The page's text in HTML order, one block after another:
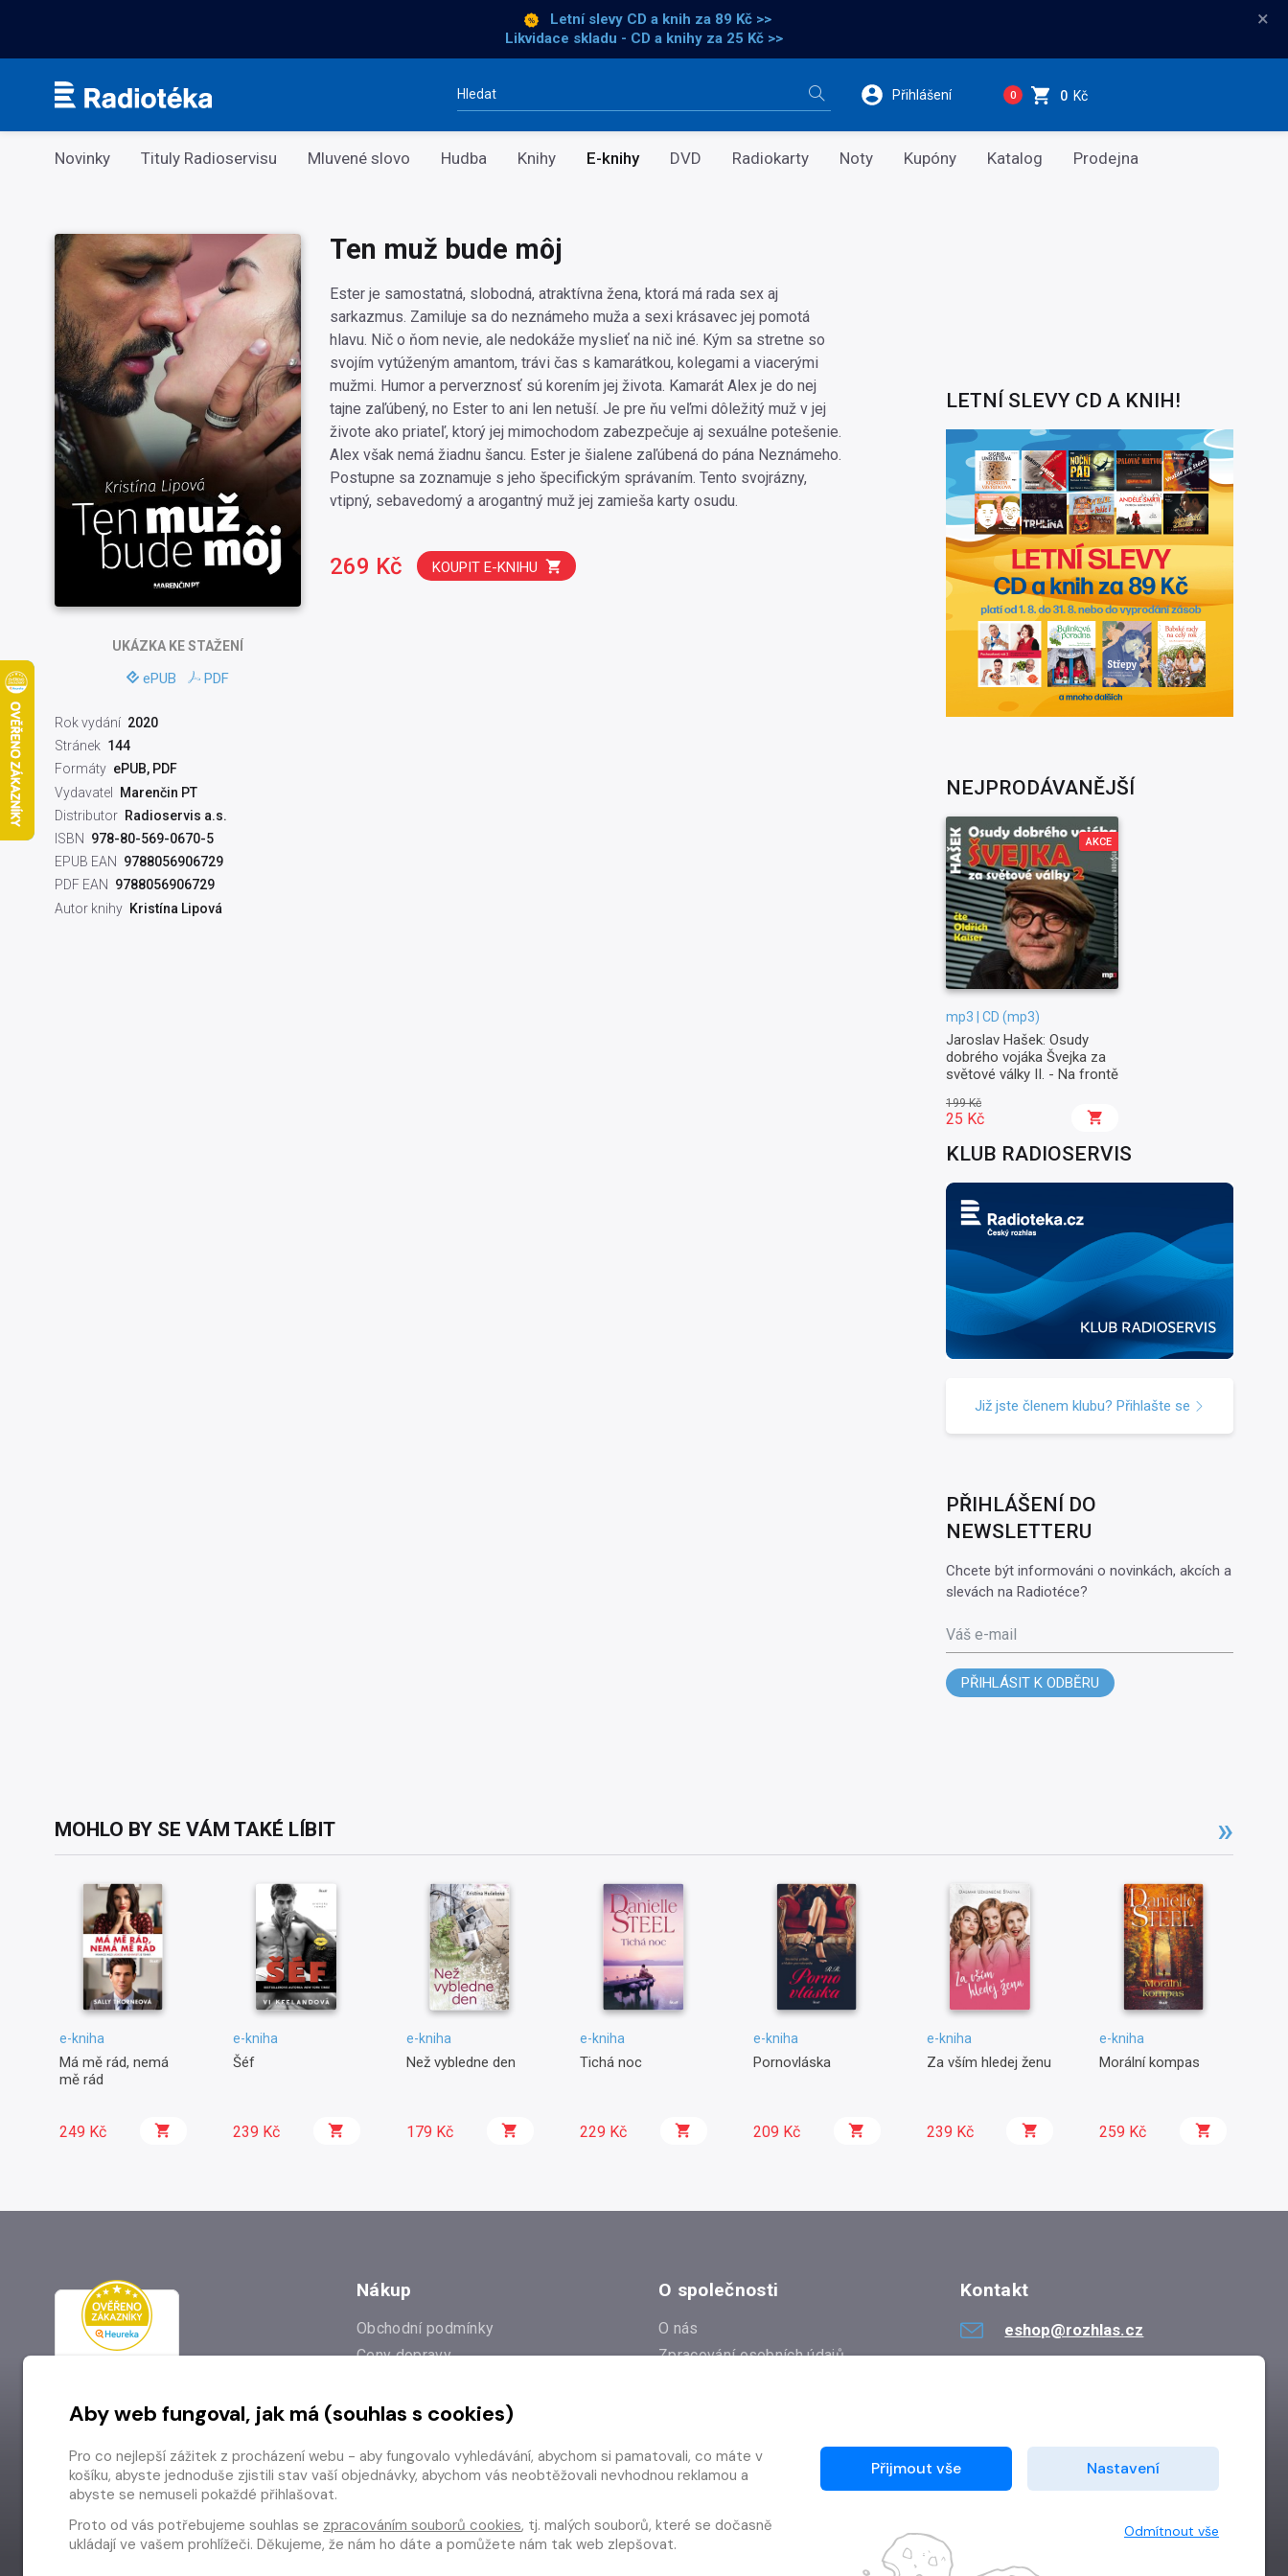
Letní slevy CD a knih za 89 Kč >>
Likvidace skladu - CD a knihy za 25 Kč >>
×
Vyhledávání Přihlášení 0 0 Kč
Kategorie
Novinky Tituly Radioservisu Mluvené slovo Hudba Knihy E-knihy DVD Radiokarty Noty Kupóny Katalog Prodejna
UKÁZKAKE STAŽENÍ
ePUB PDF
Rok vydání 2020
Stránek 144
Formáty ePUB, PDF
Vydavatel
Marenčin PT
Distributor Radioservis a.s.
ISBN
978-80-569-0670-5
EPUB EAN
9788056906729
PDF EAN
9788056906729
Autor knihy Kristína Lipová
Ten muž bude môj
Ester je samostatná, slobodná, atraktívna žena, ktorá má rada sex aj
sarkazmus. Zamiluje sa do neznámeho muža a sexi krásavec jej pomotá
hlavu. Nič o ňom nevie, ale nedokáže myslieť na nič iné. Kým sa stretne so
svojím vytúženým amantom, trávi čas s kamarátkou, kolegami a viacerými
mužmi. Humor a perverznosť sú korením jej života. Kamarát Alex je do nej
tajne zaľúbený, no Ester to ani len netuší. Je pre ňu veľmi dôležitý muž v jej
živote ako priateľ, ktorý jej mimochodom zabezpečuje aj sexuálne potešenie.
Alex však nemá žiadnu šancu. Ester je šialene zaľúbená do pána Neznámeho.
Postupne sa zoznamuje s jeho špecifickým správaním. Tento svojrázny,
vtipný, sebavedomý a arogantný muž jej zamieša karty osudu.
269 Kč KOUPIT E-KNIHU
LETNÍ SLEVY CD A KNIH!
NEJPRODÁVANĚJŠÍ
AKCE
mp3 | CD (mp3)
Jaroslav Hašek: Osudy
dobrého vojáka Švejka za
světové války II. - Na frontě
199 Kč
25 Kč
KLUB RADIOSERVIS
Již jste členem klubu? Přihlašte se
PŘIHLÁŠENÍ DO
NEWSLETTERU
Chcete být informováni o novinkách, akcích a
slevách na Radiotéce?
Váš e-mail
PŘIHLÁSIT K ODBĚRU
MOHLO BY SE VÁM TAKÉ LÍBIT
e-kniha
Má mě rád, nemá
mě rád
249 Kč
e-kniha
Šéf
239 Kč
e-kniha
Než vybledne den
179 Kč
e-kniha
Tichá noc
229 Kč
e-kniha
Pornovláska
209 Kč
e-kniha
Za vším hledej ženu
239 Kč
e-kniha
Morální kompas
259 Kč
Nákup
Obchodní podmínky
Ceny dopravy
Prodejna
Odstoupení od smlouvy
O společnosti
O nás
Zpracování osobních údajů
Kontakt
eshop@rozhlas.cz
Aby web fungoval, jak má (souhlas s cookies)
Pro co nejlepší zážitek z procházení webu - aby fungovalo vyhledávání, abychom si pamatovali, co máte v
košíku, abyste jednoduše zjistili stav vaší objednávky, abychom vás neobtěžovali nevhodnou reklamou a
abyste se nemuseli pokaždé přihlašovat.
Proto od vás potřebujeme souhlas se zpracováním souborů cookies, tj. malých souborů, které se dočasně
ukládají ve vašem prohlížeči. Děkujeme, že nám ho dáte a pomůžete nám tak web zlepšovat.
Přijmout vše Nastavení
Odmítnout vše